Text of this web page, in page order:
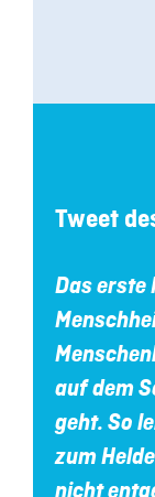
Tweet
Das erste
auf dem
geht. So
zum
nicht